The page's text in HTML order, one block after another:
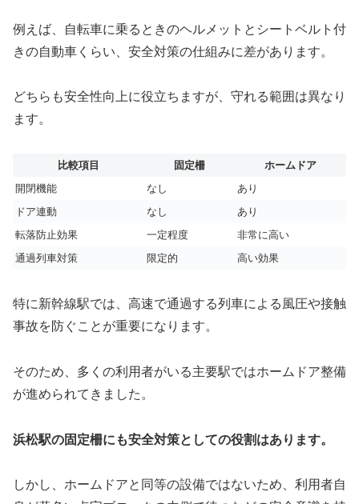
例えば、自転車に乗るときのヘルメットとシートベルト付
きの自動車くらい、安全対策の仕組みに差があります。
どちらも安全性向上に役立ちますが、守れる範囲は異なり
ます。
比較項目 固定柵
ホームドア
開閉機能
なし
あり
ドア連動
なし
あり
転落防止効果
一定程度
非常に高い
通過列車対策
限定的 高い効果
特に新幹線駅では、高速で通過する列車による風圧や接触
事故を防ぐことが重要になります。
そのため、多くの利用者がいる主要駅ではホームドア整備
が進められてきました。
浜松駅の固定柵にも安全対策としての役割はあります。
しかし、ホームドアと同等の設備ではないため、利用者自